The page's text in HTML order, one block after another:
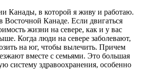
Канады, в которой я живу и работаю.
Восточной Канаде. Если двигаться
жизни на севере, как и у вас
Когда люди на севере заболевают,
на юг, чтобы вылечить. Причем
вместе с семьями. Это большая
систему здравоохранения, особенно